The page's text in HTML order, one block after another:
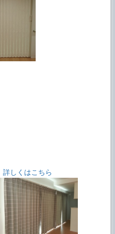
詳しくはこちら